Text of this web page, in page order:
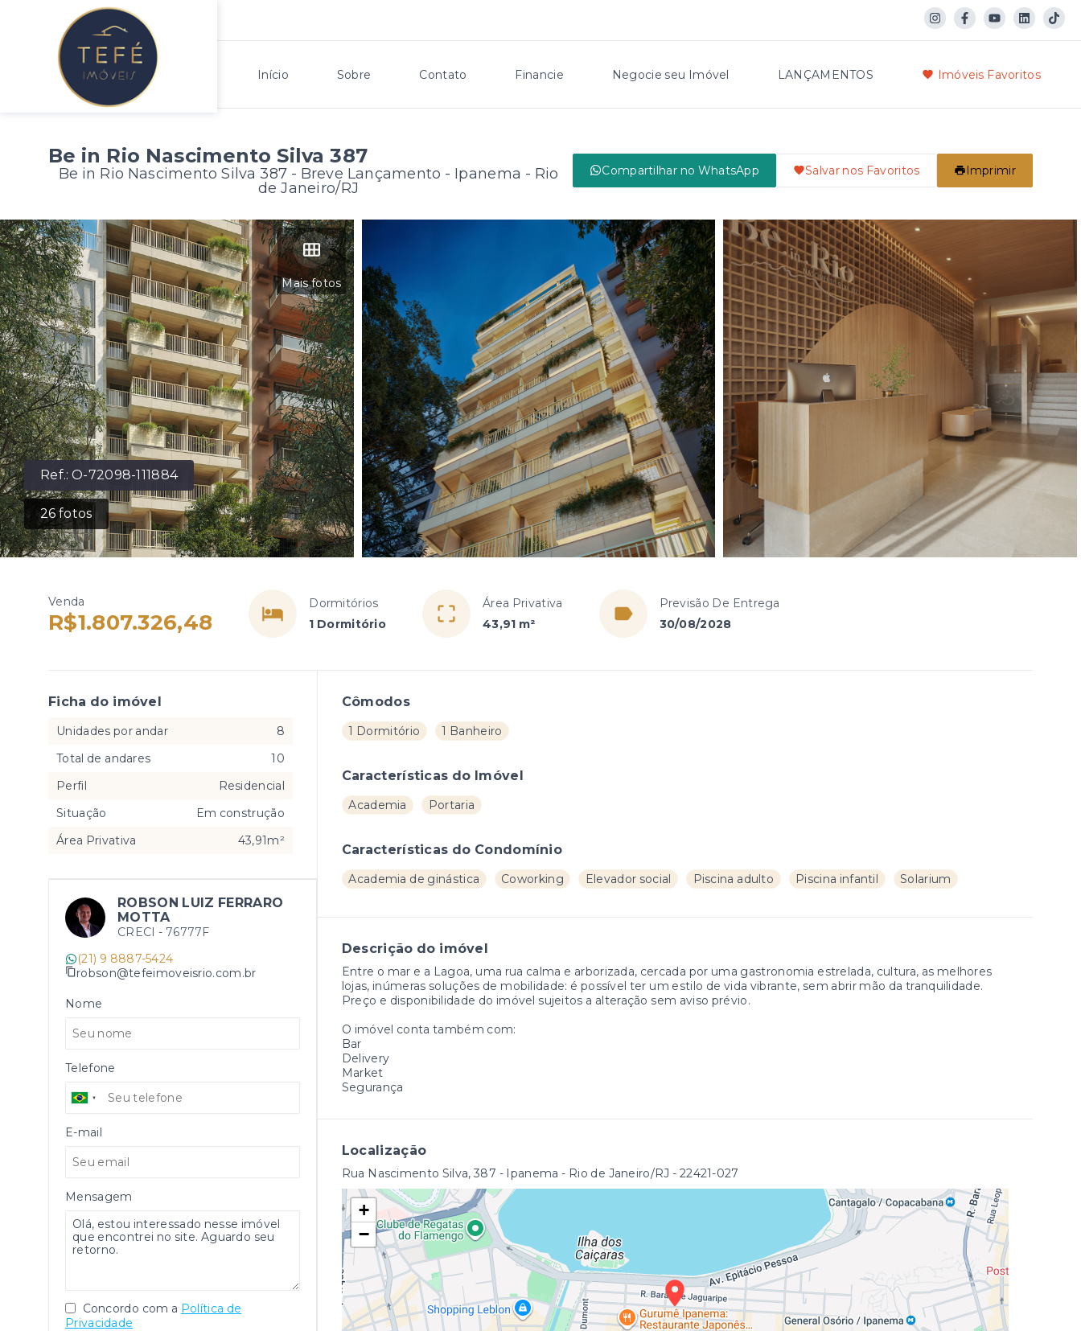
Início Sobre Contato Financie Negocie seu Imóvel LANÇAMENTOS Imóveis Favoritos
Be in Rio Nascimento Silva 387
Be in Rio Nascimento Silva 387 - Breve Lançamento - Ipanema - Rio
de Janeiro/RJ
Compartilhar no WhatsApp Salvar nos Favoritos Imprimir
Ref.:O-72098-111884
26 fotos
Mais fotos
Venda
R$1.807.326,48
Dormitórios
1 Dormitório
Área Privativa
43,91 m²
Previsão De Entrega
30/08/2028
Cômodos
1 Dormitório 1 Banheiro
Características do Imóvel
Academia Portaria
Características do Condomínio
Academia de ginástica Coworking Elevador social Piscina adulto Piscina infantil Solarium
Descrição do imóvel
Entre o mar e a Lagoa, uma rua calma e arborizada, cercada por uma gastronomia estrelada, cultura, as melhores
lojas, inúmeras soluções de mobilidade: é possível ter um estilo de vida vibrante, sem abrir mão da tranquilidade.
Preço e disponibilidade do imóvel sujeitos a alteração sem aviso prévio.
O imóvel conta também com:
Bar
Delivery
Market
Segurança
Localização
Rua Nascimento Silva, 387 - Ipanema - Rio de Janeiro/RJ - 22421-027
+
−
Ficha do imóvel
Unidades por andar
8
Total de andares
10
Perfil
Residencial
Situação
Em construção
Área Privativa
43,91m²
ROBSON LUIZ FERRARO
MOTTA
CRECI - 76777F
(21) 9 8887-5424
robson@tefeimoveisrio.com.br
Nome
Telefone
E-mail
Mensagem
Concordo com a Política de
Privacidade